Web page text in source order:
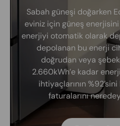
Sabah güneşi doğarken
eviniz için güneş
enerjiyi otomatik olarak
depolanan bu enerji
doğrudan veya
2.660kWh’e kadar
ihtiyaçlarının
faturalarını